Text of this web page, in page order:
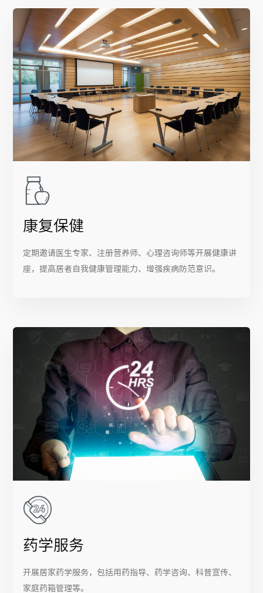
康复保健
定期邀请医生专家、注册营养师、心理咨询师等开展健康讲
座，提高居者自我健康管理能力、增强疾病防范意识。
药学服务
开展居家药学服务，包括用药指导、药学咨询、科普宣传、
家庭药箱管理等。